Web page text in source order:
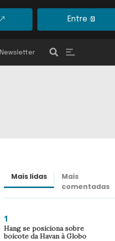
Entre
Newsletter
Mais lidas
Mais
comentadas
1
Hang se posiciona sobre
boicote da Havan à Globo